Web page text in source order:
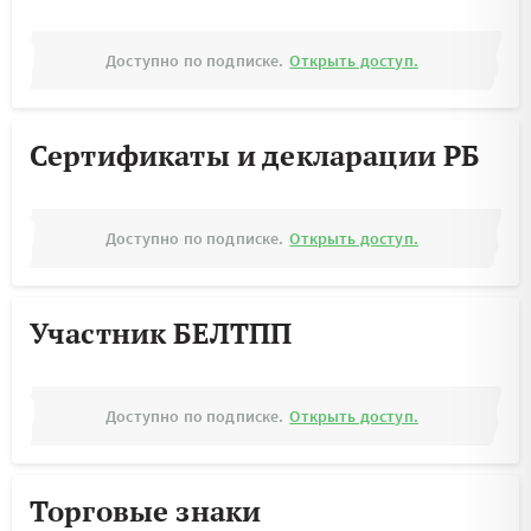
Доступно по подписке. Открыть доступ.
Сертификаты и декларации РБ
Доступно по подписке. Открыть доступ.
Участник БЕЛТПП
Доступно по подписке. Открыть доступ.
Торговые знаки